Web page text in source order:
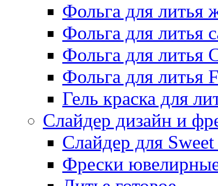
Фольга для литья
Фольга для литья
Фольга для литья
Фольга для литья
Гель краска для
Слайдер дизайн и
Слайдер для
Фрески